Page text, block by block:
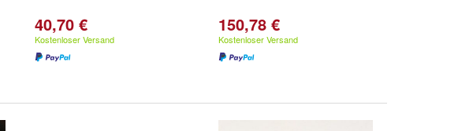
40,70 €
Kostenloser Versand
150,78 €
Kostenloser Versand